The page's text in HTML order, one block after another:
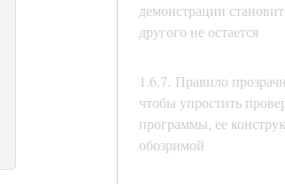
демонстрации
другого не остается
1.6.7. Правило
чтобы упростить
программы, ее
обозримой